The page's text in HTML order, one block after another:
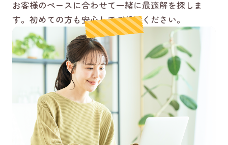
お客様のペースに合わせて一緒に最適解を探しま
す。初めての方も安心してご相談ください。